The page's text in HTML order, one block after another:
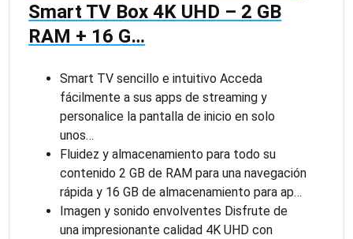
Smart TV Box 4K UHD – 2 GB
RAM + 16 G…
Smart TV sencillo e intuitivo Acceda
fácilmente a sus apps de streaming y
personalice la pantalla de inicio en solo
unos…
Fluidez y almacenamiento para todo su
contenido 2 GB de RAM para una navegación
rápida y 16 GB de almacenamiento para ap…
Imagen y sonido envolventes Disfrute de
una impresionante calidad 4K UHD con